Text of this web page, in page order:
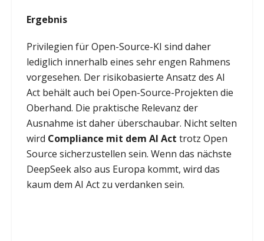
Ergebnis
Privilegien für Open-Source-KI sind daher
lediglich innerhalb eines sehr engen Rahmens
vorgesehen. Der risikobasierte Ansatz des AI
Act behält auch bei Open-Source-Projekten die
Oberhand. Die praktische Relevanz der
Ausnahme ist daher überschaubar. Nicht selten
wird Compliance mit dem AI Act trotz Open
Source sicherzustellen sein. Wenn das nächste
DeepSeek also aus Europa kommt, wird das
kaum dem AI Act zu verdanken sein.